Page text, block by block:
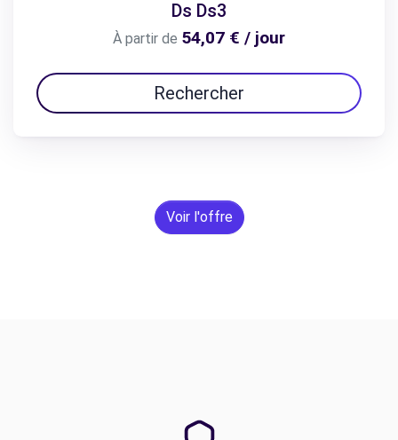
Ds Ds3
À partir de 54,07 € / jour
Rechercher
Voir l'offre